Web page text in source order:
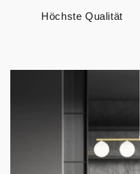
Höchste Qualität